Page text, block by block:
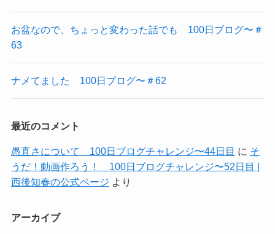
お盆なので、ちょっと変わった話でも 100日ブログ〜＃
63
ナメてました 100日ブログ〜＃62
最近のコメント
愚直さについて 100日ブログチャレンジ〜44日目 に そ
うだ！動画作ろう！ 100日ブログチャレンジ〜52日目 |
西後知春の公式ページ より
アーカイブ